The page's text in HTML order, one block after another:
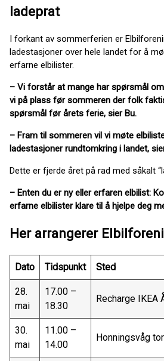
ladeprat
I forkant av sommerferien er
ladestasjoner over hele landet for å
erfarne elbilister.
– Vi forstår at mange har spørsmål
vi på plass før sommeren der folk
spørsmål før årets ferie, sier Bu.
– Fram til sommeren vil vi møte
ladestasjoner rundtomkring i landet,
Dette er fjerde året på rad med såkalt
– Enten du er ny eller erfaren elbilist:
erfarne elbilister klare til å hjelpe deg
Her arrangerer
Dato Tidspunkt Sted
28.
mai
17.00 –
18.30
Recharge IKEA
30.
mai
11.00 –
14.00
Honningsvåg